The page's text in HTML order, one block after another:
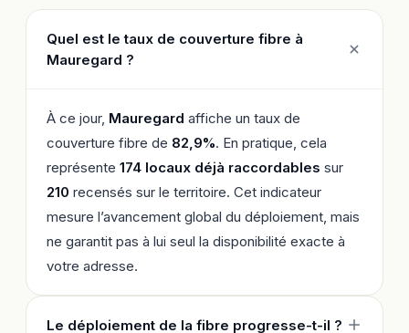
Quel est le taux de couverture fibre à
Mauregard ?
À ce jour, Mauregard affiche un taux de
couverture fibre de 82,9%. En pratique, cela
représente 174 locaux déjà raccordables sur
210 recensés sur le territoire. Cet indicateur
mesure l’avancement global du déploiement, mais
ne garantit pas à lui seul la disponibilité exacte à
votre adresse.
Le déploiement de la fibre progresse-t-il ?